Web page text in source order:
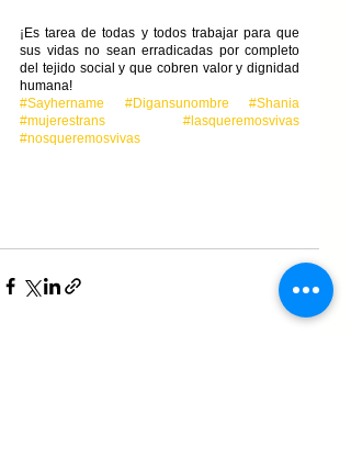
¡Es tarea de todas y todos trabajar para que
sus vidas no sean erradicadas por completo
del tejido social y que cobren valor y dignidad
humana!
#Sayhername
#Digansunombre
#Shania
#mujerestrans
#lasqueremosvivas
#nosqueremosvivas